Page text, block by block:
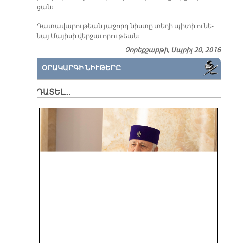
ցան։
Դա­տա­վա­րու­թեան յա­ջորդ նիս­տը տե­ղի պի­տի ու­նե­
նայ Մա­յի­սի վեր­ջա­ւո­րու­թեան։
Չորեքշաբթի, Ապրիլ 20, 2016
ՕՐԱԿԱՐԳԻ ՆԻՒԹԵՐԸ
ԴԱՏԵԼ…